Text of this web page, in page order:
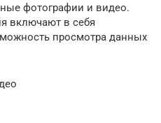
фотографии и видео.
включают в себя
просмотра данных